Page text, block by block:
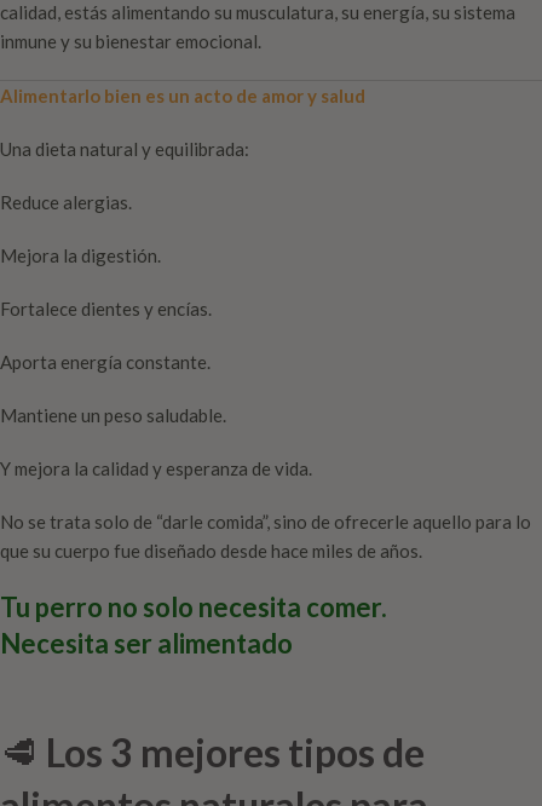
calidad, estás alimentando su musculatura, su energía, su sistema
inmune y su bienestar emocional.
Alimentarlo bien es un acto de amor y salud
Una dieta natural y equilibrada:
Reduce alergias.
Mejora la digestión.
Fortalece dientes y encías.
Aporta energía constante.
Mantiene un peso saludable.
Y mejora la calidad y esperanza de vida.
No se trata solo de “darle comida”, sino de ofrecerle aquello para lo
que su cuerpo fue diseñado desde hace miles de años.
Tu perro no solo necesita comer.
Necesita ser alimentado
🥩 Los 3 mejores tipos de